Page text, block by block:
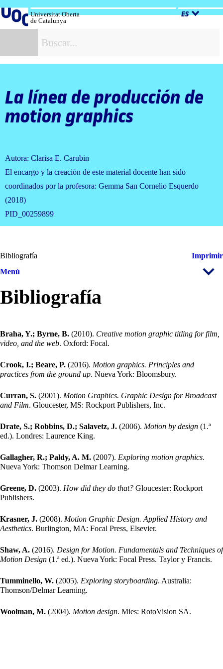
al
contenido
Universitat Oberta
de Catalunya
ES
La línea de producción de
motion graphics
Autora: Clarisa E. Carubin
El encargo y la creación de este material docente han sido
coordinados por la profesora: Gemma San Cornelio Esquerdo
(2018)
PID_00259899
Bibliografía
Imprimir
Menú
Bibliografía
Braha, Y.; Byrne, B. (2010). Creative motion graphic titling for film,
video, and the web. Oxford: Focal.
Crook, I.; Beare, P. (2016). Motion graphics. Principles and
practices from the ground up. Nueva York: Bloomsbury.
Curran, S. (2001). Motion Graphics. Graphic Design for Broadcast
and Film. Gloucester, MS: Rockport Publishers, Inc.
Drate, S.; Robbins, D.; Salavetz, J. (2006). Motion by design (1.ª
ed.). Londres: Laurence King.
Gallagher, R.; Paldy, A. M. (2007). Exploring motion graphics.
Nueva York: Thomson Delmar Learning.
Greene, D. (2003). How did they do that? Gloucester: Rockport
Publishers.
Krasner, J. (2008). Motion Graphic Design. Applied History and
Aesthetics. Burlington, MA: Focal Press, Elsevier.
Shaw, A. (2016). Design for Motion. Fundamentals and Techniques of
Motion Design (1.ª ed.). Nueva York: Focal Press. Taylor y Francis.
Tumminello, W. (2005). Exploring storyboarding. Australia:
Thomson/Delmar Learning.
Woolman, M. (2004). Motion design. Mies: RotoVision SA.